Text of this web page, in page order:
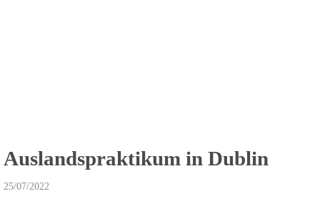
Auslands­prak­tikum in Dublin
25/07/2022